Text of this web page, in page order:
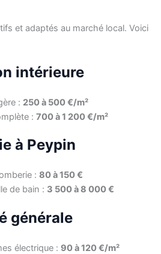
et adaptés au marché local. Voici
intérieure
: 250 à 500 €/m²
: 700 à 1 200 €/m²
à Peypin
: 80 à 150 €
de bain : 3 500 à 8 000 €
générale
électrique : 90 à 120 €/m²